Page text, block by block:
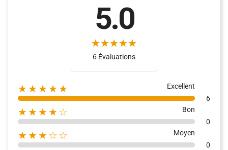
5.0
6 Évaluations
★★★★★
Excellent
6
★★★★☆
Bon
0
★★★☆☆
Moyen
0